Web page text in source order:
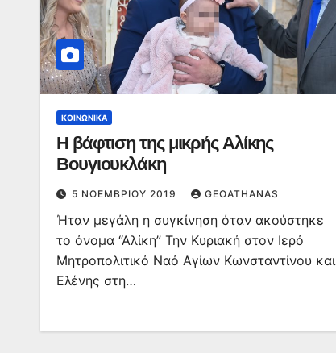
ΚΟΙΝΩΝΙΚΆ
Η βάφτιση της μικρής Αλίκης
Βουγιουκλάκη
5 ΝΟΕΜΒΡΊΟΥ 2019 GEOATHANAS
Ήταν μεγάλη η συγκίνηση όταν ακούστηκε
το όνομα “Αλίκη” Την Κυριακή στον Ιερό
Μητροπολιτικό Ναό Αγίων Κωνσταντίνου και
Ελένης στη…